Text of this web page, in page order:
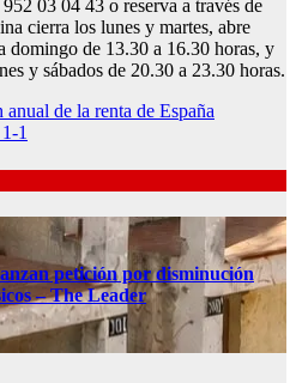
03 04 43 o reserva a través de
cierra los lunes y martes, abre
domingo de 13.30 a 16.30 horas, y
y sábados de 20.30 a 23.30 horas.
de la renta de España
1
petición por disminución
– The Leader